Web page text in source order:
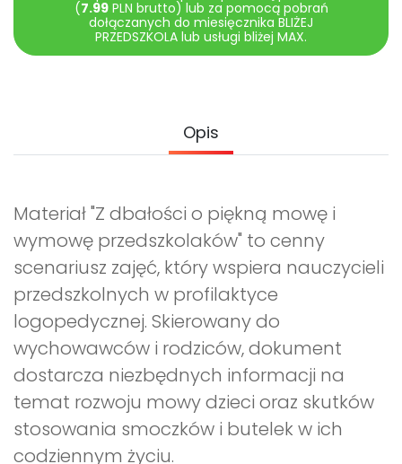
Archiwalne numery
Pomoc
Promocje
(7.99PLN brutto) lub za pomocą pobrań
dołączanych do miesięcznika BLIŻEJ
PRZEDSZKOLA lub usługi bliżej MAX.
Opis
Materiał "Z dbałości o piękną mowę i
wymowę przedszkolaków" to cenny
scenariusz zajęć, który wspiera nauczycieli
przedszkolnych w profilaktyce
logopedycznej. Skierowany do
wychowawców i rodziców, dokument
dostarcza niezbędnych informacji na
temat rozwoju mowy dzieci oraz skutków
stosowania smoczków i butelek w ich
codziennym życiu.